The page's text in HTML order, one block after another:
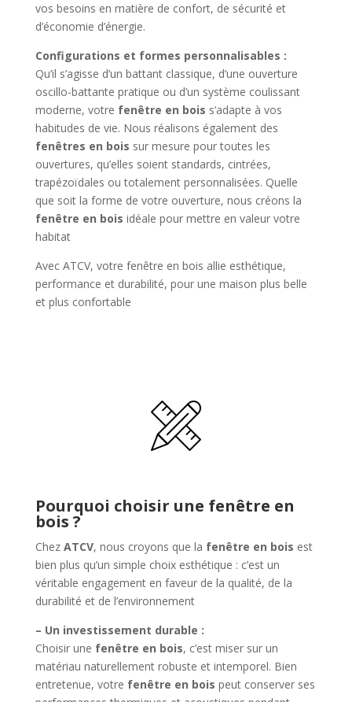
vos besoins en matière de confort, de sécurité et
d’économie d’énergie.
Configurations et formes personnalisables :
Qu’il s’agisse d’un battant classique, d’une ouverture
oscillo-battante pratique ou d’un système coulissant
moderne, votre fenêtre en bois s’adapte à vos
habitudes de vie. Nous réalisons également des
fenêtres en bois sur mesure pour toutes les
ouvertures, qu’elles soient standards, cintrées,
trapézoïdales ou totalement personnalisées. Quelle
que soit la forme de votre ouverture, nous créons la
fenêtre en bois idéale pour mettre en valeur votre
habitat
Avec ATCV, votre fenêtre en bois allie esthétique,
performance et durabilité, pour une maison plus belle
et plus confortable
Pourquoi choisir une fenêtre en
bois ?
Chez ATCV, nous croyons que la fenêtre en bois est
bien plus qu’un simple choix esthétique : c’est un
véritable engagement en faveur de la qualité, de la
durabilité et de l’environnement
– Un investissement durable :
Choisir une fenêtre en bois, c’est miser sur un
matériau naturellement robuste et intemporel. Bien
entretenue, votre fenêtre en bois peut conserver ses